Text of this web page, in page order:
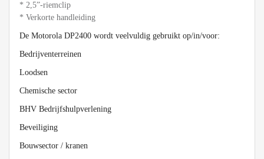
* 2,5”-riemclip
* Verkorte handleiding
De Motorola DP2400 wordt veelvuldig gebruikt op/in/voor:
Bedrijventerreinen
Loodsen
Chemische sector
BHV Bedrijfshulpverlening
Beveiliging
Bouwsector / kranen